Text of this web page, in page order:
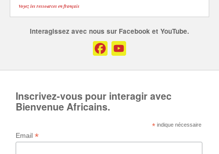
Voyez les ressources en français
Interagissez avec nous sur Facebook et YouTube.
Facebook
Inscrivez-vous pour interagir avec
Bienvenue Africains.
* indique nécessaire
Email*